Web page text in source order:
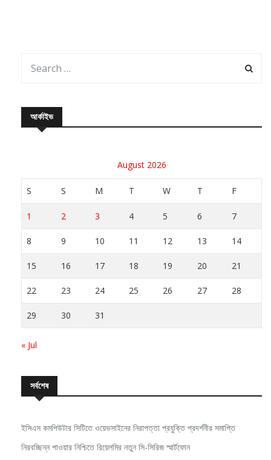
আর্কাইভ
August 2026
S S M T W T F
1 2 3 4 5 6 7
8 9 10 11 12 13 14
15 16 17 18 19 20 21
22 23 24 25 26 27 28
29 30 31
« Jul
সর্বশেষ
ইসিএস কমপিউটার সিটিতে ওয়েভসাইনের নিরাপত্তা প্রযুক্তি প্রদর্শনীর সমাপ্তি
নিরবচ্ছিন্ন পাওয়ার নিশ্চিতে রিয়েলমির নতুন সি-সিরিজ স্মার্টফোন